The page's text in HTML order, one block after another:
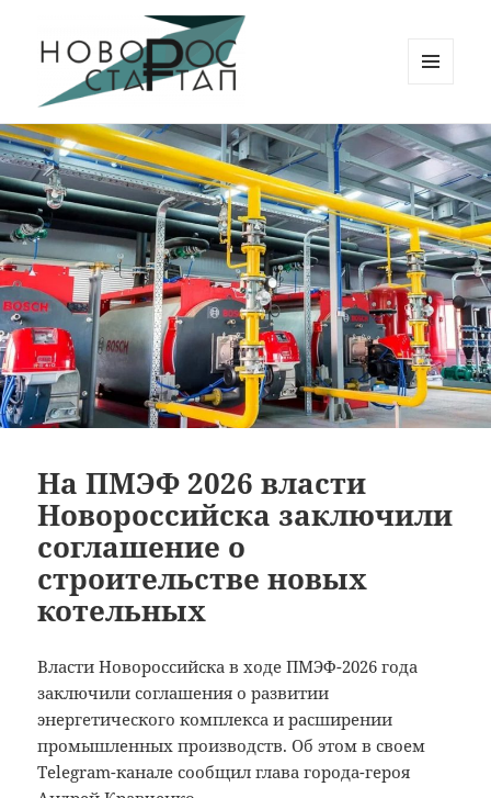
Новорос Стартап
ВИДЖЕТЫ
На ПМЭФ 2026 власти
Новороссийска заключили
соглашение о
строительстве новых
котельных
Власти Новороссийска в ходе ПМЭФ-2026 года
заключили соглашения о развитии
энергетического комплекса и расширении
промышленных производств. Об этом в своем
Telegram-канале сообщил глава города-героя